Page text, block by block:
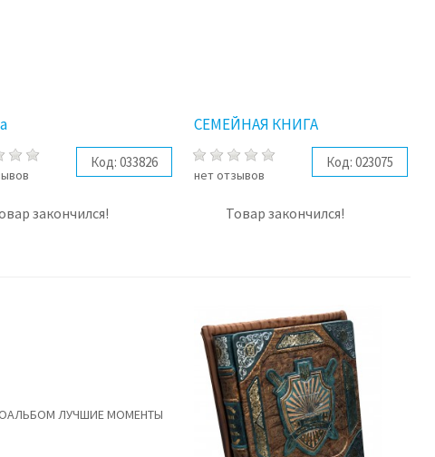
Код: 033826
закончился!
СЕМЕЙНАЯ КНИГА
нет отзывов
Код: 023075
Товар закончился!